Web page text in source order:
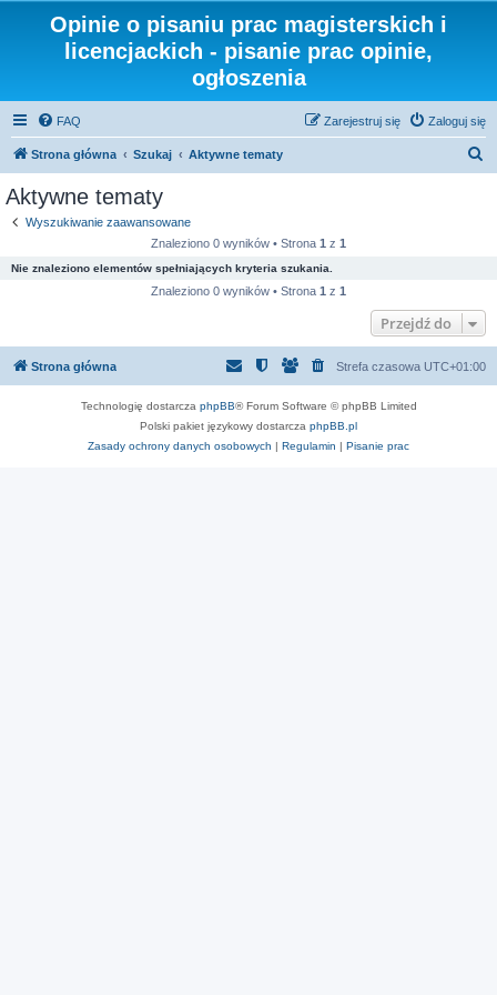
Opinie o pisaniu prac magisterskich i
licencjackich - pisanie prac opinie,
ogłoszenia
FAQ Zaloguj się
Zarejestruj się
Strona główna Szukaj Aktywne tematy
Aktywne tematy
Wyszukiwanie zaawansowane
Znaleziono 0 wyników • Strona 1 z 1
Nie znaleziono elementów spełniających kryteria szukania.
Znaleziono 0 wyników • Strona 1 z 1
Przejdź do
Strona główna Strefa czasowa UTC+01:00
Technologię dostarcza phpBB® Forum Software © phpBB Limited
Polski pakiet językowy dostarcza phpBB.pl
Zasady ochrony danych osobowych | Regulamin | Pisanie prac